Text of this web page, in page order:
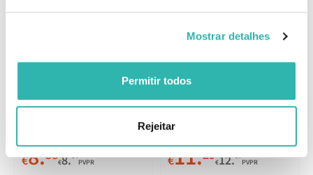
Mostrar detalhes
Permitir todos
Rejeitar
Produtos Relacionados
Mitosyl Pomada Protetora
€8.38€8.64
PVPR
Melhor Preço
Mitosyl Pomada Protetora
145g
€11.29€12.07
PVPR